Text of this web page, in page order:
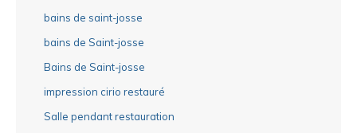
bains de saint-josse
bains de Saint-josse
Bains de Saint-josse
impression cirio restauré
Salle pendant restauration